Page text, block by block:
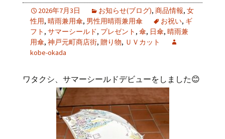
2026年7月3日 お知らせ(ブログ), 商品情報, 女
性用, 晴雨兼用傘, 男性用晴雨兼用傘 お祝い, ギ
フト , サマーシールド, プレゼント , 傘, 日傘, 晴雨兼
用傘, 神戸元町商店街, 贈り物, ＵＶカット
kobe-okada
ワタクシ、サマーシールドデビューをしました😊